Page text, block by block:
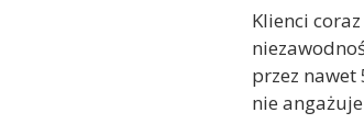
Klienci
przez
nie